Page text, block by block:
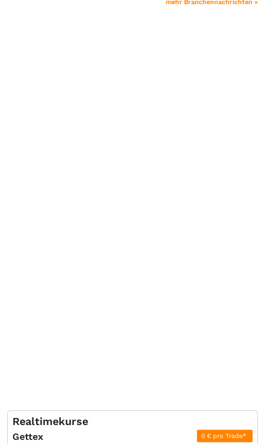
mehr Branchennachrichten »
Realtimekurse
Gettex 0 € pro Trade*